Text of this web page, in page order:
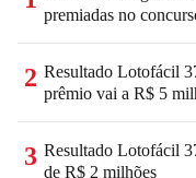
premiadas no
2 Resultado Lotofácil
prêmio vai a R$ 5
3 Resultado Lotofácil
de R$ 2 milhões